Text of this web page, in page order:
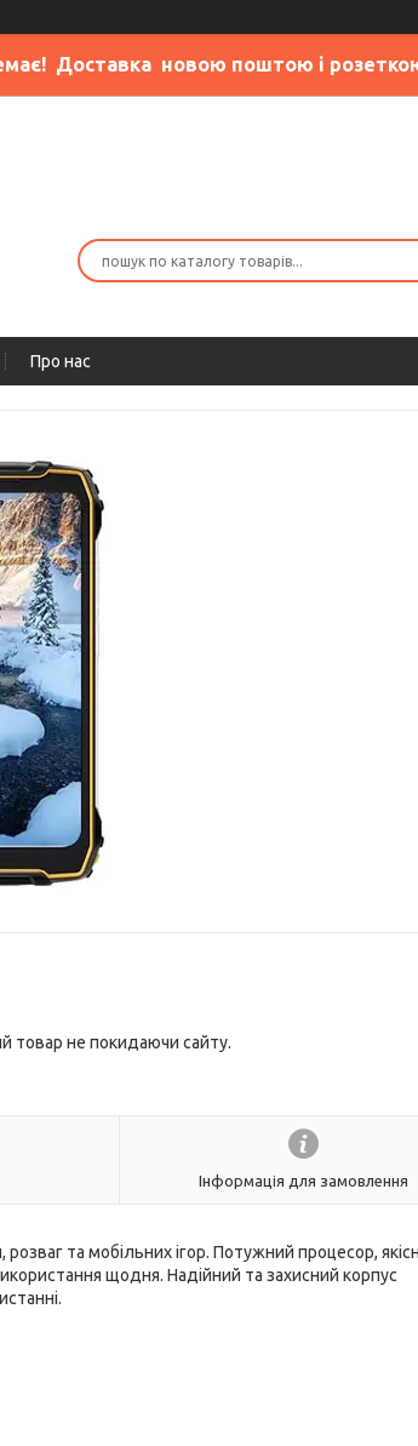
! Доставка новою поштою і
Про нас
товар не покидаючи сайту.
Інформація для замовлення
та мобільних ігор. Потужний процесор,
щодня. Надійний та захисний корпус